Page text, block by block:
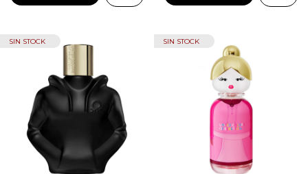
SIN STOCK SIN STOCK